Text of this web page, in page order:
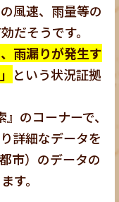
風速、雨量等の
だそうです。
雨漏りが発生す
という状況証拠
のコーナーで、
詳細なデータを
市）のデータの
す。